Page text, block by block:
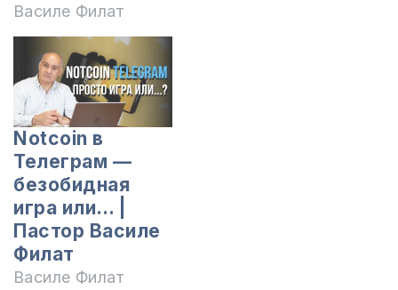
Василе Филат
Notcoin в
Телеграм —
безобидная
игра или… |
Пастор Василе
Филат
Василе Филат